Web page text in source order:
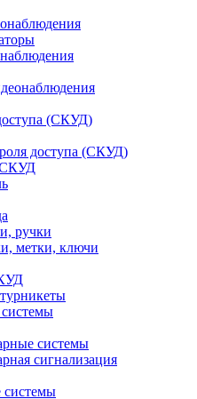
(СКУД)
доступа (СКУД)
СКУД
ручки
метки, ключи
системы
сигнализация
системы